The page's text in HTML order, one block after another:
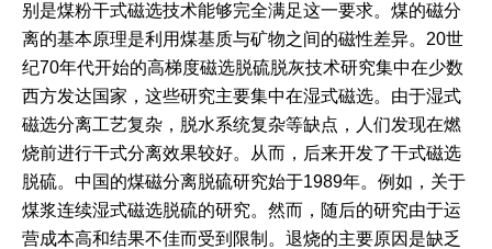
别是煤粉干式磁选技术能够完全满足这一要求。煤的磁分
离的基本原理是利用煤基质与矿物之间的磁性差异。20世
纪70年代开始的高梯度磁选脱硫脱灰技术研究集中在少数
西方发达国家，这些研究主要集中在湿式磁选。由于湿式
磁选分离工艺复杂，脱水系统复杂等缺点，人们发现在燃
烧前进行干式分离效果较好。从而，后来开发了干式磁选
脱硫。中国的煤磁分离脱硫研究始于1989年。例如，关于
煤浆连续湿式磁选脱硫的研究。然而，随后的研究由于运
营成本高和结果不佳而受到限制。退烧的主要原因是缺乏